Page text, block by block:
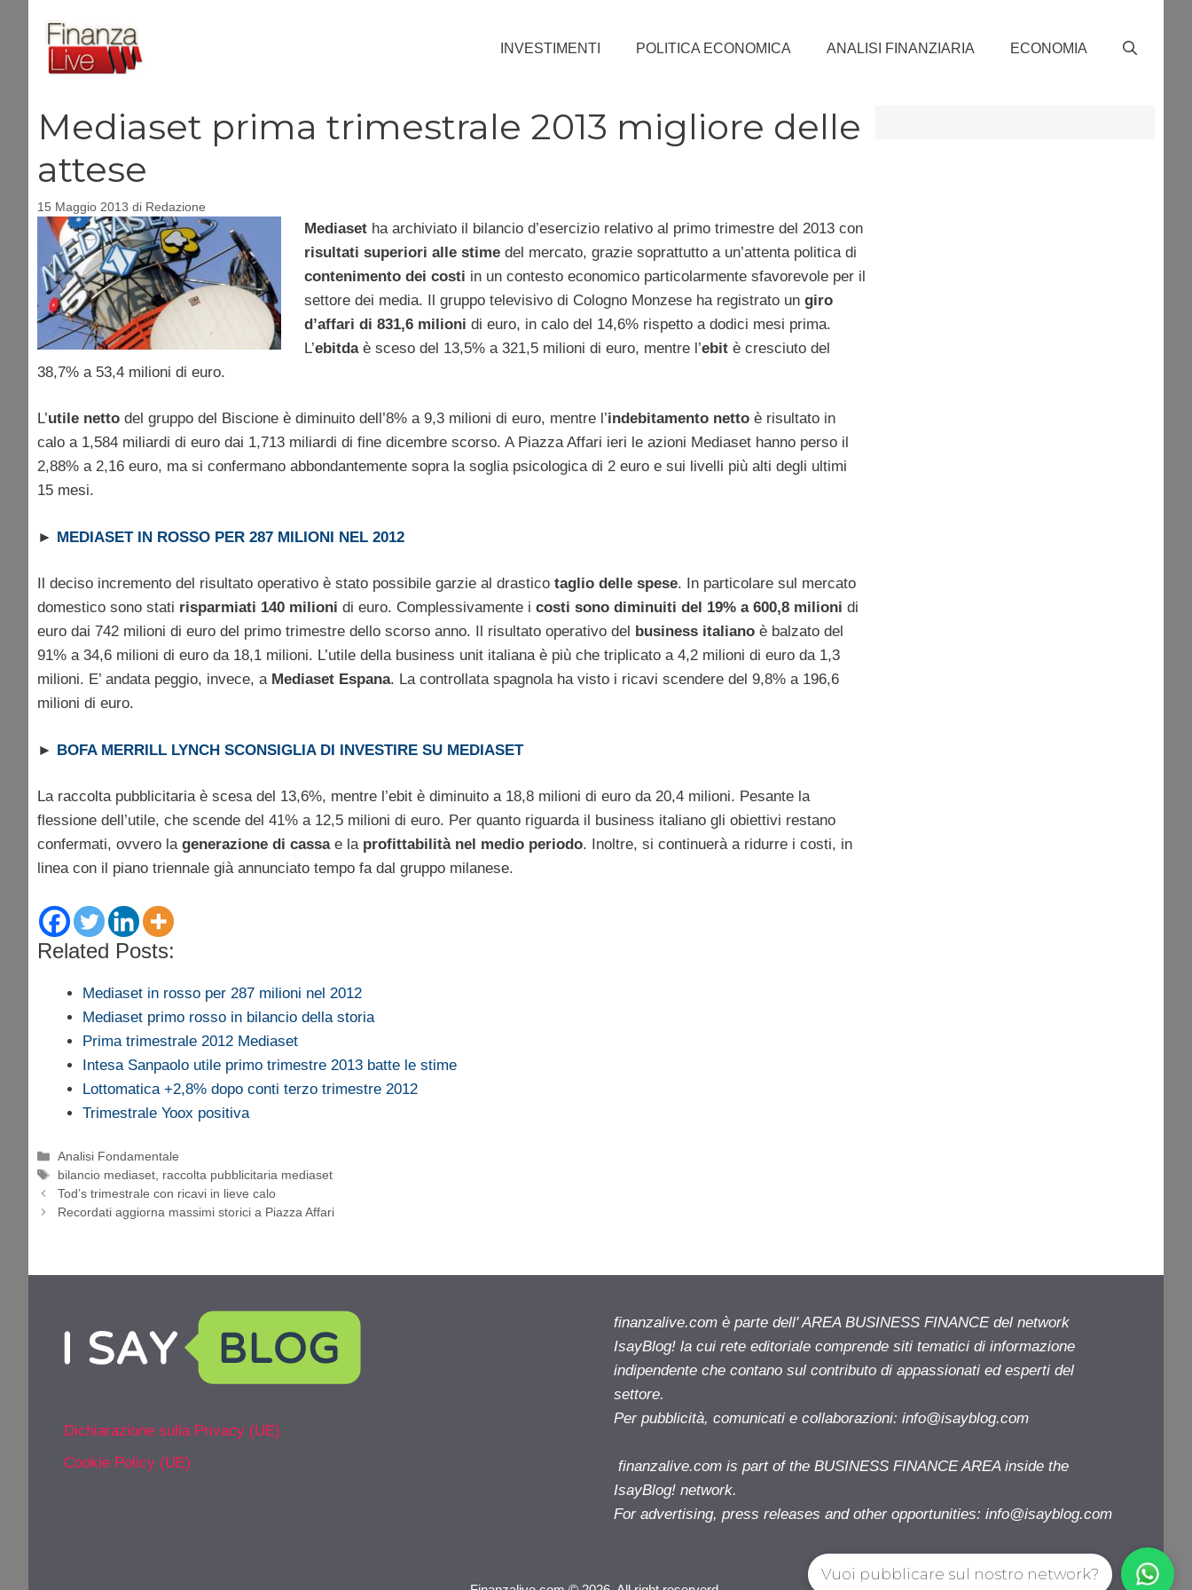
contenuto
INVESTIMENTI POLITICA ECONOMICA ANALISI FINANZIARIA ECONOMIA
Mediaset prima trimestrale 2013 migliore delle
attese
15 Maggio 2013 di Redazione
Mediasetha archiviato il bilancio d’esercizio relativo al primo trimestre del 2013 con
risultati superiori alle stime del mercato, grazie soprattutto a un’attenta politica di
contenimento dei costi in un contesto economico particolarmente sfavorevole per il
settore dei media. Il gruppo televisivo di Cologno Monzese ha registrato un giro
d’affari di 831,6 milioni di euro, in calo del 14,6% rispetto a dodici mesi prima.
L’ebitdaè sceso del 13,5% a 321,5 milioni di euro, mentre l’ebitè cresciuto del
38,7% a 53,4 milioni di euro.
L’utile netto del gruppo del Biscione è diminuito dell’8% a 9,3 milioni di euro, mentre l’indebitamento netto è risultato in
calo a 1,584 miliardi di euro dai 1,713 miliardi di fine dicembre scorso. A Piazza Affari ieri le azioni Mediaset hanno perso il
2,88% a 2,16 euro, ma si confermano abbondantemente sopra la soglia psicologica di 2 euro e sui livelli più alti degli ultimi
15 mesi.
► MEDIASET IN ROSSO PER 287 MILIONI NEL 2012
Il deciso incremento del risultato operativo è stato possibile garzie al drastico taglio delle spese. In particolare sul mercato
domestico sono stati risparmiati 140 milioni di euro. Complessivamente i costi sono diminuiti del 19% a 600,8 milioni di
euro dai 742 milioni di euro del primo trimestre dello scorso anno. Il risultato operativo del
business italiano è balzato del
91% a 34,6 milioni di euro da 18,1 milioni. L’utile della business unit italiana è più che triplicato a 4,2 milioni di euro da 1,3
milioni. E’ andata peggio, invece, a Mediaset Espana. La controllata spagnola ha visto i ricavi scendere del 9,8% a 196,6
milioni di euro.
► BOFA MERRILL LYNCH SCONSIGLIA DI INVESTIRE SU MEDIASET
La raccolta pubblicitaria è scesa del 13,6%, mentre l’ebit è diminuito a 18,8 milioni di euro da 20,4 milioni. Pesante la
flessione dell’utile, che scende del 41% a 12,5 milioni di euro. Per quanto riguarda il business italiano gli obiettivi restano
confermati, ovvero la generazione di cassa e la profittabilità nel medio periodo. Inoltre, si continuerà a ridurre i costi, in
linea con il piano triennale già annunciato tempo fa dal gruppo milanese.
Related Posts:
Mediaset in rosso per 287 milioni nel 2012
Mediaset primo rosso in bilancio della storia
Prima trimestrale 2012 Mediaset
Intesa Sanpaolo utile primo trimestre 2013 batte le stime
Lottomatica +2,8% dopo conti terzo trimestre 2012
Trimestrale Yoox positiva
Categorie
Analisi Fondamentale
Tag
bilancio mediaset raccolta pubblicitaria mediaset
Tod’s trimestrale con ricavi in lieve calo
Recordati aggiorna massimi storici a Piazza Affari
Dichiarazione sulla Privacy (UE)
Cookie Policy (UE)
finanzalive.com è parte dell' AREA BUSINESS FINANCE del network
IsayBlog! la cui rete editoriale comprende siti tematici di informazione
indipendente che contano sul contributo di appassionati ed esperti del
settore.
Per pubblicità, comunicati e collaborazioni: info@isayblog.com
finanzalive.com is part of the BUSINESS FINANCE AREA inside the
IsayBlog! network.
For advertising, press releases and other opportunities: info@isayblog.com
Vuoi pubblicare sul nostro network?